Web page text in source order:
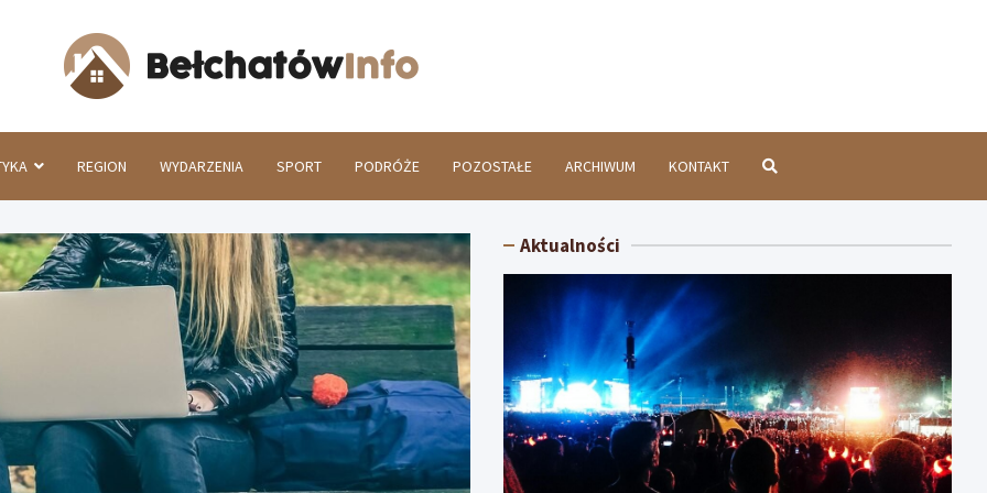
REGION WYDARZENIA SPORT PODRÓŻE POZOSTAŁE ARCHIWUM KONTAKT
Aktualności